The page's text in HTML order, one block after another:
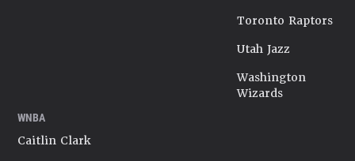
Toronto Raptors
Utah Jazz
Washington
Wizards
WNBA
Caitlin Clark